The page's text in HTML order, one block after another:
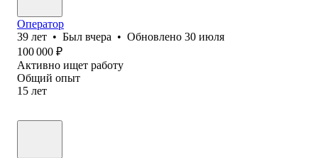
Оператор
39 лет • Был вчера • Обновлено 30 июля
100 000 ₽
Активно ищет работу
Общий опыт
15 лет